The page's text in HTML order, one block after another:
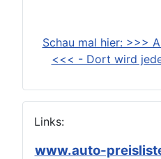
Schau mal hier: >>>
<<< - Dort wird
Links:
www.auto-